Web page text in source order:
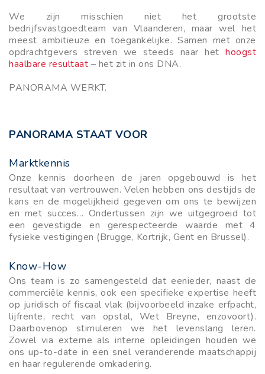
We zijn
misschien niet het grootste
bedrijfsvastgoedteam van Vlaanderen, maar wel het
meest ambitieuze en toegankelijke. Samen met onze
opdrachtgevers streven we steeds naar het hoogst
haalbare resultaat – het zit in ons DNA.
PANORAMA WERKT.
PANORAMA STAAT VOOR
Marktkennis
Onze kennis doorheen de jaren opgebouwd is het
resultaat van vertrouwen. Velen hebben ons destijds de
kans en de mogelijkheid gegeven om ons te bewijzen
en met succes… Ondertussen zijn we uitgegroeid tot
een gevestigde en gerespecteerde waarde met 4
fysieke vestigingen (Brugge, Kortrijk, Gent en Brussel).
Know-How
Ons team is zo samengesteld dat eenieder, naast de
commerciële kennis, ook een specifieke expertise heeft
op juridisch of fiscaal vlak (bijvoorbeeld inzake erfpacht,
lijfrente, recht van opstal, Wet Breyne, enzovoort).
Daarbovenop stimuleren we het levenslang leren.
Zowel via externe als interne opleidingen houden we
ons up-to-date in een snel veranderende maatschappij
en haar regulerende omkadering.